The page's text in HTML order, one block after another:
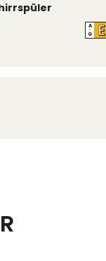
A
↑
G E